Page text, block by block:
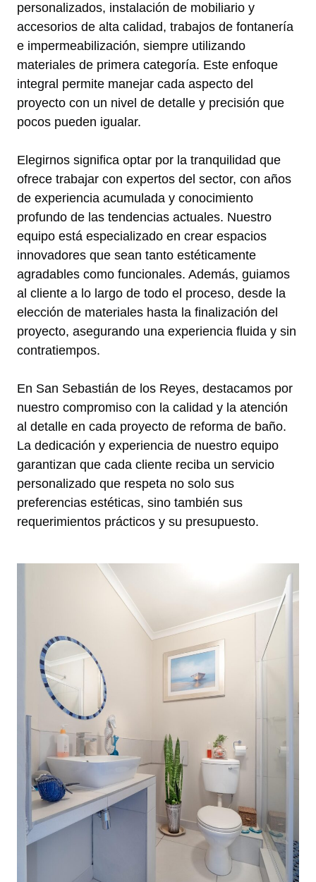
personalizados, instalación de mobiliario y
accesorios de alta calidad, trabajos de fontanería
e impermeabilización, siempre utilizando
materiales de primera categoría. Este enfoque
integral permite manejar cada aspecto del
proyecto con un nivel de detalle y precisión que
pocos pueden igualar.
Elegirnos significa optar por la tranquilidad que
ofrece trabajar con expertos del sector, con años
de experiencia acumulada y conocimiento
profundo de las tendencias actuales. Nuestro
equipo está especializado en crear espacios
innovadores que sean tanto estéticamente
agradables como funcionales. Además, guiamos
al cliente a lo largo de todo el proceso, desde la
elección de materiales hasta la finalización del
proyecto, asegurando una experiencia fluida y sin
contratiempos.
En San Sebastián de los Reyes, destacamos por
nuestro compromiso con la calidad y la atención
al detalle en cada proyecto de reforma de baño.
La dedicación y experiencia de nuestro equipo
garantizan que cada cliente reciba un servicio
personalizado que respeta no solo sus
preferencias estéticas, sino también sus
requerimientos prácticos y su presupuesto.